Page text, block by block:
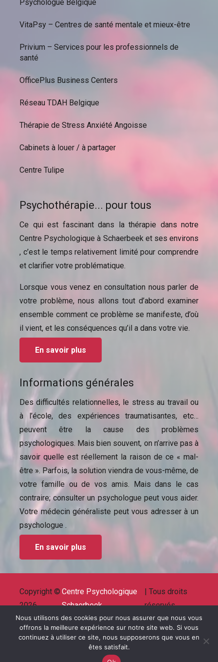
Psychologue Belgique
VitaPsy – Centres de santé mentale et mieux-être
Privium – Services pour les professionnels de
santé
OfficePlus Business Centers
Réseau TDAH Belgique
Thérapie de Stress Anxiété Angoisse
Cabinets à louer / à partager
Centre Tulipe
Psychothérapie... pour tous
Ce qui est fascinant dans la thérapie dans notre
Centre Psychologique à Schaerbeek et ses environs
, c’est le temps relativement limité pour comprendre
et clarifier votre problématique.
Lorsque vous venez en consultation nous parler de
votre problème, nous allons tout d’abord examiner
ensemble comment ce problème se manifeste, d’où
il vient, et les conséquences qu’il a dans votre vie.
En savoir plus
Informations générales
Des difficultés relationnelles, le stress au travail ou
à l’école, des expériences traumatisantes, etc…
peuvent être la cause des problèmes
psychologiques. Mais bien souvent, on n’arrive pas à
savoir quelle est réellement la raison de ce « mal-
être ». Parfois, la solution viendra de vous-même, de
votre famille ou de vos amis. Mais dans le cas
contraire; consulter un psychologue peut vous aider.
Votre médecin généraliste peut vous adresser à un
psychologue .
En savoir plus
Copyright ©
2026
Centre Psychologique
Schaerbeek
| Tous droits
réservés.
Powered byPrivium – Des services qui soutiennent
vos soins. Pour psychologues, psychotherapeutes
et hypnotherapeutes.
RGPD – Politique de Protection de la Vie Privée
Nous utilisons des cookies pour nous assurer que nous vous
offrons la meilleure expérience sur notre site web. Si vous
continuez à utiliser ce site, nous supposerons que vous en
êtes satisfait.